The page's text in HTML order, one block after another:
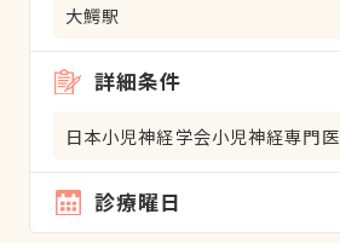
大鰐駅
詳細条件
日本小児神経学会小児神経専門医
診療曜日